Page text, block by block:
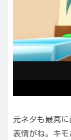
元ネタも最高
表情がね。キモ